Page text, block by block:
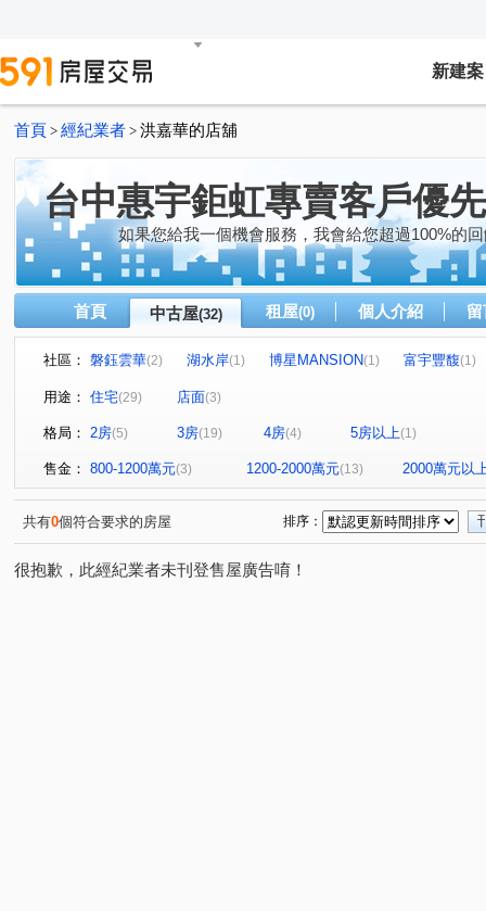
新建案
首頁 > 經紀業者 > 洪嘉華的店舖
台中惠宇鉅虹專賣客戶優先
如果您給我一個機會服務，我會給您超過100%的
首頁 中古屋(32) 租屋(0) 個人介紹
社區： 磐鈺雲華(2) 湖水岸(1) 博星MANSION(1) 富宇豐馥(1)
勝美術二期雲門登峰
惠宇宇山鄰
惠宇晶華 (1) 元城上萃(1) 太子劍橋
豐邑椰城(1) 喬立圓容 (3) 達麗 J12(1) 惠宇人本新觀(1)
文心南五路一段(1) 公益路(1) 三民西路(1) 大忠南街(5)
大墩二街(1) 福科路(1) 東成街(1)
西
文心南路(1) 朝馬路(1) 軍福七路(1) 精誠路(1)
大聖
台灣大道四段(1) 至善路(1) 新平路二段
用途： 住宅(29) 店面(3)
格局： 2房(5) 3房(19) 4房(4) 5房以上(1)
售金： 800-1200萬元(3) 1200-2000萬元(13) 2000萬元以
共有0個符合要求的房屋 排序：
很抱歉，此經紀業者未刊登售屋廣告唷！